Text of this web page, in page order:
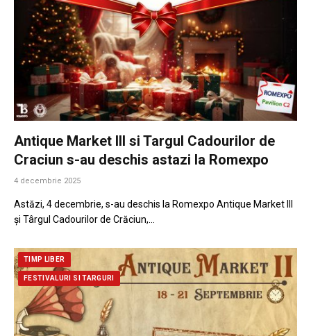
Antique Market III si Targul Cadourilor de
Craciun s-au deschis astazi la Romexpo
4 decembrie 2025
Astăzi, 4 decembrie, s-au deschis la Romexpo Antique Market III
și Târgul Cadourilor de Crăciun,…
TIMP LIBER
FESTIVALURI SI TARGURI